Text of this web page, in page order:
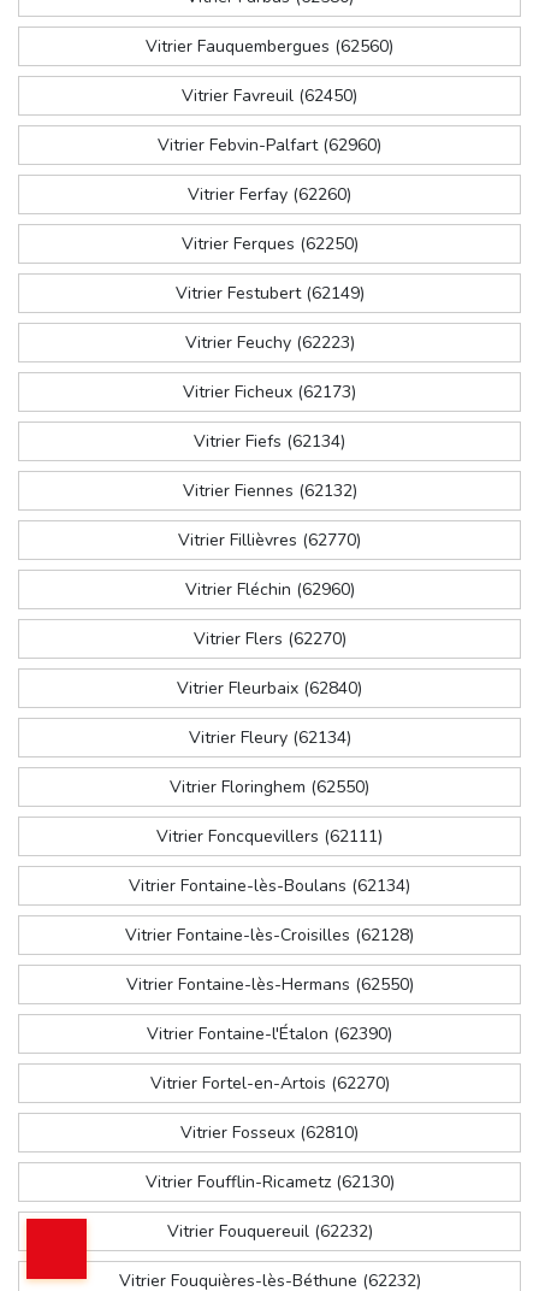
Vitrier Fauquembergues (62560)
Vitrier Favreuil (62450)
Vitrier Febvin-Palfart (62960)
Vitrier Ferfay (62260)
Vitrier Ferques (62250)
Vitrier Festubert (62149)
Vitrier Feuchy (62223)
Vitrier Ficheux (62173)
Vitrier Fiefs (62134)
Vitrier Fiennes (62132)
Vitrier Fillièvres (62770)
Vitrier Fléchin (62960)
Vitrier Flers (62270)
Vitrier Fleurbaix (62840)
Vitrier Fleury (62134)
Vitrier Floringhem (62550)
Vitrier Foncquevillers (62111)
Vitrier Fontaine-lès-Boulans (62134)
Vitrier Fontaine-lès-Croisilles (62128)
Vitrier Fontaine-lès-Hermans (62550)
Vitrier Fontaine-l'Étalon (62390)
Vitrier Fortel-en-Artois (62270)
Vitrier Fosseux (62810)
Vitrier Foufflin-Ricametz (62130)
Vitrier Fouquereuil (62232)
Vitrier Fouquières-lès-Béthune (62232)